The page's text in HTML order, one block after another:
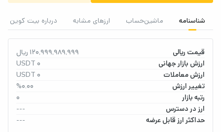
قیمت ریالی
120,999,989,999 ریال
ارزش بازار جهانی
0 USDT
ارزش معاملات
0 USDT
تغییر ارزش
%0.00
رتبه بازار
0
ارز در دسترس
---
حداکثر ارز قابل عرضه
---
شناسنامه ماشین‌حساب ارزهای مشابه درباره بیت کوین